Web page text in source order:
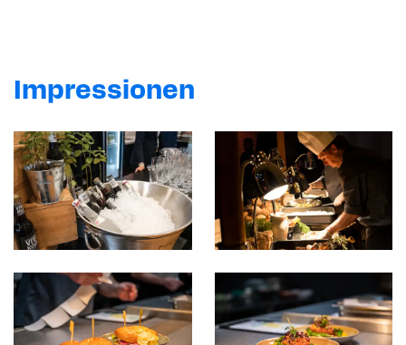
Impressionen